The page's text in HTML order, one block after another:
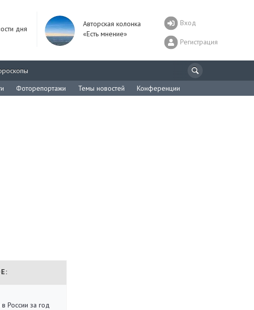
дня
Авторская колонка
«Есть мнение»
Вход
Регистрация
Фоторепортажи Темы новостей Конференции
России за год